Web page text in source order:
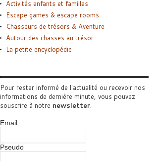
Activités enfants et familles
Escape games & escape rooms
Chasseurs de trésors & Aventure
Autour des chasses au trésor
La petite encyclopédie
Pour rester informé de l'actualité ou recevoir nos
informations de dernière minute, vous pouvez
souscrire à notre newsletter.
Email
Pseudo